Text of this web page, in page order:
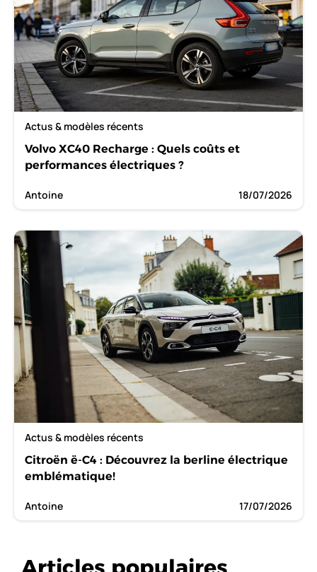
Actus & modèles récents
Volvo XC40 Recharge : Quels coûts et
performances électriques ?
Antoine 18/07/2026
Actus & modèles récents
Citroën ë-C4 : Découvrez la berline électrique
emblématique!
Antoine 17/07/2026